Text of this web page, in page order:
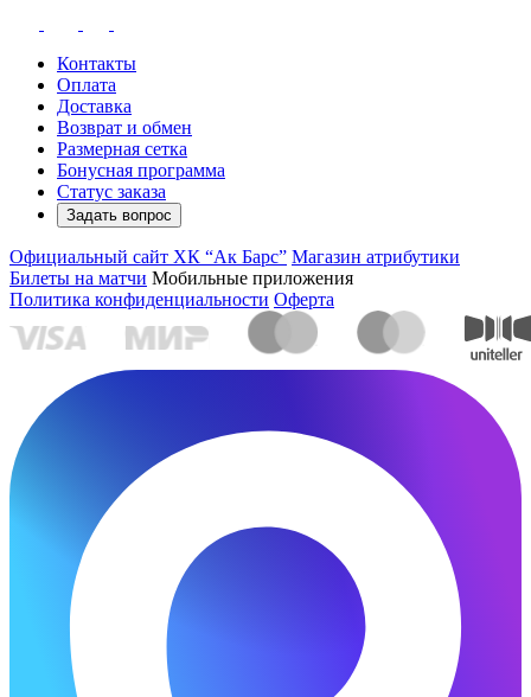
Контакты
Оплата
Доставка
Возврат и обмен
Размерная сетка
Бонусная программа
Статус заказа
Задать вопрос
Официальный сайт ХК “Ак Барс” Магазин атрибутики
Билеты на матчи Мобильные приложения
Политика конфиденциальности Оферта